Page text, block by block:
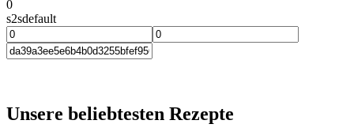
0
s2sdefault
Unsere beliebtesten Rezepte